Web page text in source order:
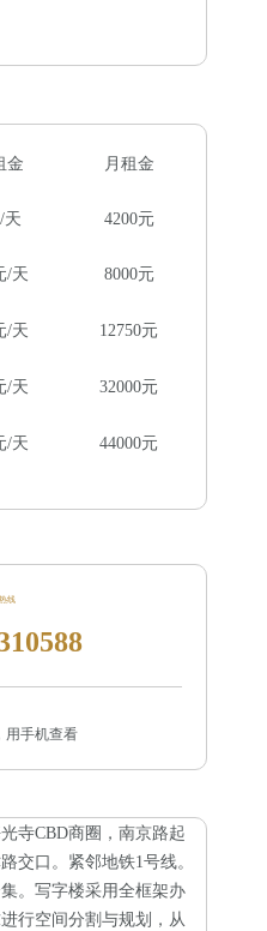
金 月租金
天 4200元
/天 8000元
/天 12750元
/天 32000元
/天 44000元
线
用手机查看
寺CBD商圈，南京路起
交口。紧邻地铁1号线。
。写字楼采用全框架办
行空间分割与规划，从